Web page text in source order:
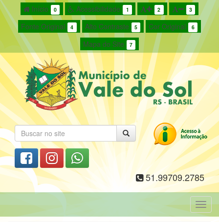
Início 0 Acessibilidade 1 2 3
Fonte Original 4 Alto Contraste 5 Cor Original 6
Mapa do Site 7
51.99709.2785